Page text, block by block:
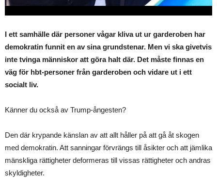
I ett samhälle där personer vågar kliva ut ur garderoben har
demokratin funnit en av sina grundstenar. Men vi ska givetvis
inte tvinga människor att göra halt där. Det måste finnas en
väg för hbt-personer från garderoben och vidare ut i ett
socialt liv.
Känner du också av Trump-ångesten?
Den där krypande känslan av att allt håller på att gå åt skogen
med demokratin. Att sanningar förvrängs till åsikter och att jämlika
mänskliga rättigheter deformeras till vissas rättigheter och andras
skyldigheter.